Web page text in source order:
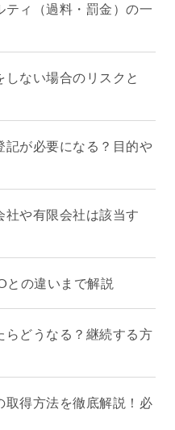
ィ（過料・罰金）の一
ない場合のリスクと
記が必要になる？目的や
社や有限会社は該当す
との違いまで解説
らどうなる？継続する方
取得方法を徹底解説！必